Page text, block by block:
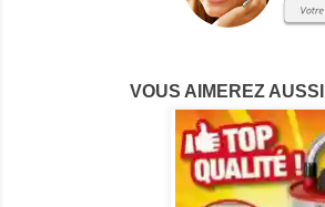
VOUS AIMEREZ AUSSI